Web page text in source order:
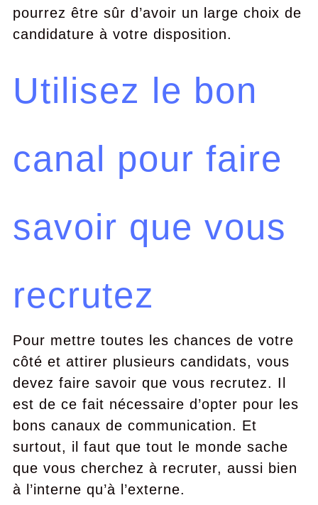
pourrez être sûr d’avoir un large choix de
candidature à votre disposition.
Utilisez le bon
canal pour faire
savoir que vous
recrutez
Pour mettre toutes les chances de votre
côté et attirer plusieurs candidats, vous
devez faire savoir que vous recrutez. Il
est de ce fait nécessaire d’opter pour les
bons canaux de communication. Et
surtout, il faut que tout le monde sache
que vous cherchez à recruter, aussi bien
à l’interne qu’à l’externe.